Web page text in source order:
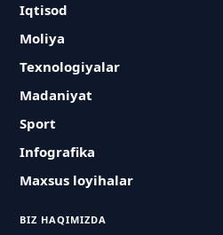
Iqtisod
Moliya
Texnologiyalar
Madaniyat
Sport
Infografika
Maxsus loyihalar
BIZ HAQIMIZDA